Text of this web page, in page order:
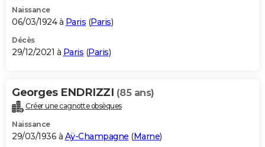
Naissance
06/03/1924 à Paris (Paris)
Décès
29/12/2021 à Paris (Paris)
Georges ENDRIZZI (85 ans)
Créer une cagnotte obsèques
Naissance
29/03/1936 à Aÿ-Champagne (Marne)